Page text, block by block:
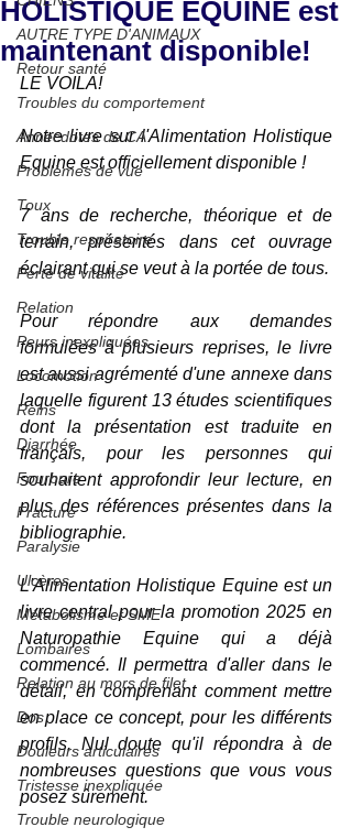
AUTRE TYPE D'ANIMAUX
Retour santé
Troubles du comportement
Annecdotes de CA
Problèmes de vue
Toux
Trouble respiratoire
Perte de vitalité
Relation
Peurs inexpliquées
Locomotion
Reins
Diarrhée
Fourbure
Fracture
Paralysie
Ulcères
Métabolisme et SME
Lombaires
Relation au mors de filet
Dos
Douleurs articulaires
Tristesse inexpliquée
Trouble neurologique
HOLISTIQUE EQUINE est
maintenant disponible!
LE VOILA!
Notre livre sur l'Alimentation Holistique
Equine est officiellement disponible !
7 ans de recherche, théorique et de
terrain, présentés dans cet ouvrage
éclairant qui se veut à la portée de tous.
Pour répondre aux demandes
formulées à plusieurs reprises, le livre
est aussi agrémenté d'une annexe dans
laquelle figurent 13 études scientifiques
dont la présentation est traduite en
français, pour les personnes qui
souhaitent approfondir leur lecture, en
plus des références présentes dans la
bibliographie.
L'Alimentation Holistique Equine est un
livre central pour la promotion 2025 en
Naturopathie Equine qui a déjà
commencé. Il permettra d'aller dans le
détail, en comprenant comment mettre
en place ce concept, pour les différents
profils. Nul doute qu'il répondra à de
nombreuses questions que vous vous
posez sûrement.